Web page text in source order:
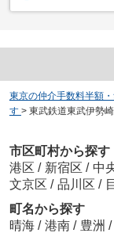
東京の仲介手数料半額
す > 東武鉄道東武伊勢
市区町村から探す
港区 / 新宿区 / 中
文京区 / 品川区 /
町名から探す
晴海 / 港南 / 豊洲 /